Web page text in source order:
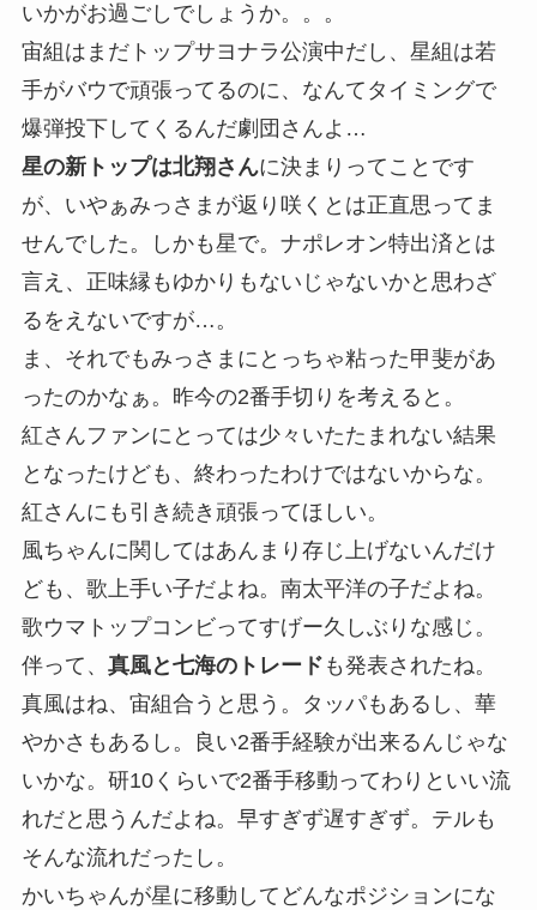
いかがお過ごしでしょうか。。。
宙組はまだトップサヨナラ公演中だし、星組は若
手がバウで頑張ってるのに、なんてタイミングで
爆弾投下してくるんだ劇団さんよ…
星の新トップは北翔さんに決まりってことです
が、いやぁみっさまが返り咲くとは正直思ってま
せんでした。しかも星で。ナポレオン特出済とは
言え、正味縁もゆかりもないじゃないかと思わざ
るをえないですが…。
ま、それでもみっさまにとっちゃ粘った甲斐があ
ったのかなぁ。昨今の2番手切りを考えると。
紅さんファンにとっては少々いたたまれない結果
となったけども、終わったわけではないからな。
紅さんにも引き続き頑張ってほしい。
風ちゃんに関してはあんまり存じ上げないんだけ
ども、歌上手い子だよね。南太平洋の子だよね。
歌ウマトップコンビってすげー久しぶりな感じ。
伴って、 真風と七海のトレード も発表されたね。
真風はね、宙組合うと思う。タッパもあるし、華
やかさもあるし。良い2番手経験が出来るんじゃな
いかな。研10くらいで2番手移動ってわりといい流
れだと思うんだよね。早すぎず遅すぎず。テルも
そんな流れだったし。
かいちゃんが星に移動してどんなポジションにな